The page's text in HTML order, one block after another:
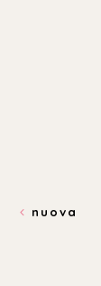
nuova